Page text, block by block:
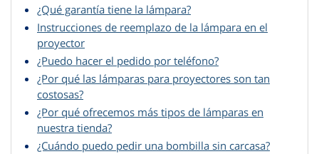
¿Qué garantía tiene la lámpara?
Instrucciones de reemplazo de la lámpara en el
proyector
¿Puedo hacer el pedido por teléfono?
¿Por qué las lámparas para proyectores son tan
costosas?
¿Por qué ofrecemos más tipos de lámparas en
nuestra tienda?
¿Cuándo puedo pedir una bombilla sin carcasa?